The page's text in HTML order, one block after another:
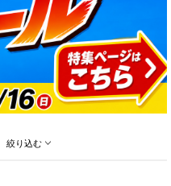
絞り込む